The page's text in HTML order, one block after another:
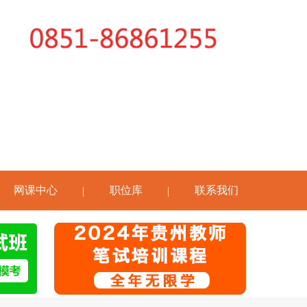
网课中心 职位库 联系我们